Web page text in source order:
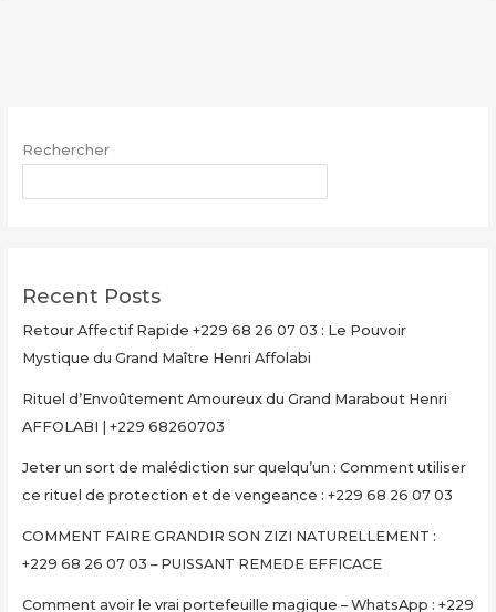
07
Valise
Rechercher
Recent Posts
Retour Affectif Rapide +229 68 26 07 03 : Le Pouvoir
Mystique du Grand Maître Henri Affolabi
Rituel d’Envoûtement Amoureux du Grand Marabout Henri
AFFOLABI | +229 68260703
Jeter un sort de malédiction sur quelqu’un : Comment utiliser
ce rituel de protection et de vengeance : +229 68 26 07 03
COMMENT FAIRE GRANDIR SON ZIZI NATURELLEMENT :
+229 68 26 07 03 – PUISSANT REMEDE EFFICACE
Comment avoir le vrai portefeuille magique – WhatsApp : +229